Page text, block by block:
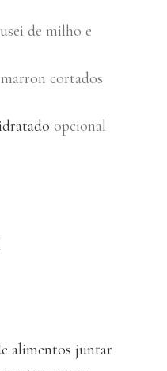
usei de milho e
marron cortados
opcional
alimentos juntar